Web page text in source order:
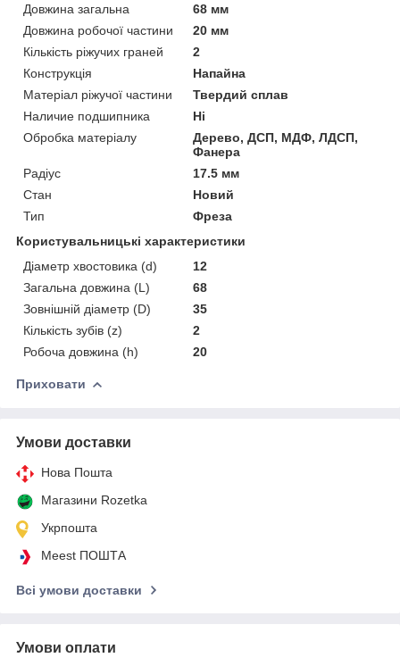
Довжина загальна
68 мм
Довжина робочої частини
20 мм
Кількість ріжучих граней
2
Конструкція
Напайна
Матеріал ріжучої частини
Твердий сплав
Наличие подшипника
Ні
Обробка матеріалу
Дерево, ДСП, МДФ, ЛДСП,
Фанера
Радіус
17.5 мм
Стан
Новий
Тип
Фреза
Користувальницькі характеристики
Діаметр хвостовика (d)
12
Загальна довжина (L)
68
Зовнішній діаметр (D)
35
Кількість зубів (z)
2
Робоча довжина (h)
20
Приховати
Умови доставки
Нова Пошта
Магазини Rozetka
Укрпошта
Meest ПОШТА
Всі умови доставки
Умови оплати